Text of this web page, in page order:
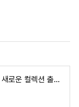
지드래곤 X 나이키 퀀도 1 새로운 컬렉션 출시 정보! (나이키 권도1)